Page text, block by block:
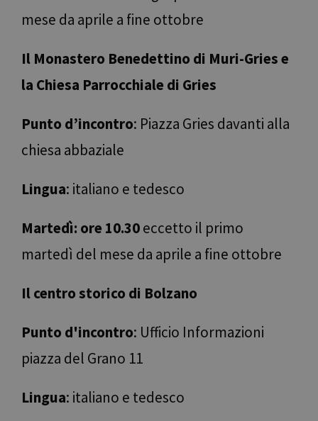
mese da aprile a fine ottobre
Il Monastero Benedettino di Muri-Gries e
la Chiesa Parrocchiale di Gries
Punto d’incontro: Piazza Gries davanti alla
chiesa abbaziale
Lingua: italiano e tedesco
Martedì: ore 10.30eccetto il primo
martedì del mese da aprile a fine ottobre
Il centro storico di Bolzano
Punto d'incontro: Ufficio Informazioni
piazza del Grano 11
Lingua: italiano e tedesco